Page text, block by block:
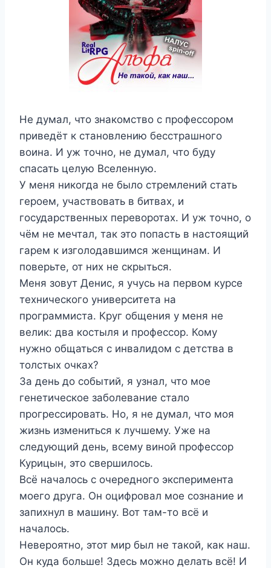
Не думал, что знакомство с профессором
приведёт к становлению бесстрашного
воина. И уж точно, не думал, что буду
спасать целую Вселенную.
У меня никогда не было стремлений стать
героем, участвовать в битвах, и
государственных переворотах. И уж точно, о
чём не мечтал, так это попасть в настоящий
гарем к изголодавшимся женщинам. И
поверьте, от них не скрыться.
Меня зовут Денис, я учусь на первом курсе
технического университета на
программиста. Круг общения у меня не
велик: два костыля и профессор. Кому
нужно общаться с инвалидом с детства в
толстых очках?
За день до событий, я узнал, что мое
генетическое заболевание стало
прогрессировать. Но, я не думал, что моя
жизнь измениться к лучшему. Уже на
следующий день, всему виной профессор
Курицын, это свершилось.
Всё началось с очередного эксперимента
моего друга. Он оцифровал мое сознание и
запихнул в машину. Вот там-то всё и
началось.
Невероятно, этот мир был не такой, как наш.
Он куда больше! Здесь можно делать всё! И